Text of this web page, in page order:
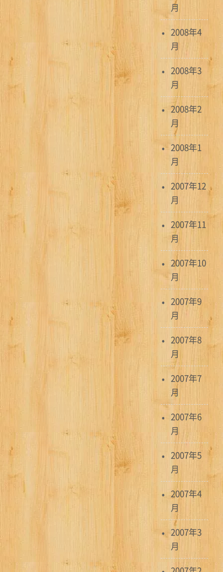
月
2008年4
月
2008年3
月
2008年2
月
2008年1
月
2007年12
月
2007年11
月
2007年10
月
2007年9
月
2007年8
月
2007年7
月
2007年6
月
2007年5
月
2007年4
月
2007年3
月